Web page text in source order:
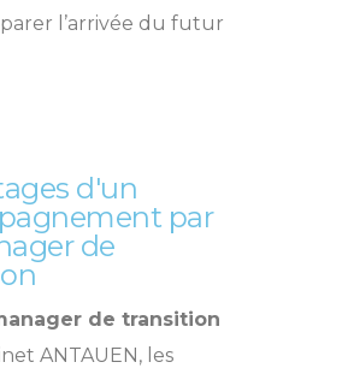
l’arrivée du futur
d'un
par
de
de transition
ANTAUEN, les